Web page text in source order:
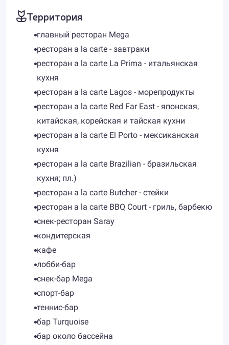
Территория
главный ресторан Mega
ресторан a la carte - завтраки
ресторан a la carte La Prima - итальянская
кухня
ресторан a la carte Lagos - морепродукты
ресторан a la carte Red Far East - японская,
китайская, корейская и тайская кухни
ресторан a la carte El Porto - мексиканская
кухня
ресторан a la carte Brazilian - бразильская
кухня; пл.)
ресторан a la carte Butcher - стейки
ресторан a la carte BBQ Court - гриль, барбекю
снек-ресторан Saray
кондитерская
кафе
лобби-бар
снек-бар Mega
спорт-бар
теннис-бар
бар Turquoise
бар около бассейна